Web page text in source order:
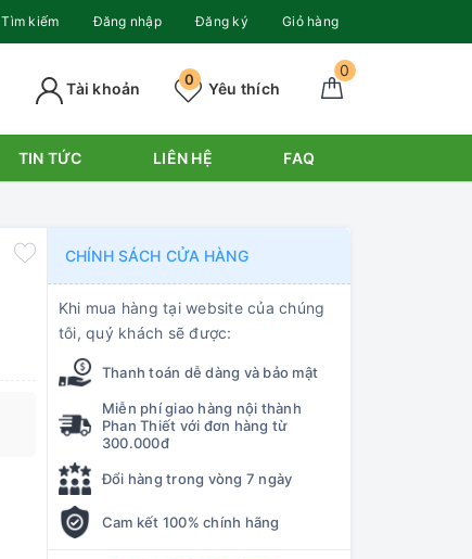
Tìm kiếm Đăng nhập Đăng ký Giỏ hàng
0
Yêu thích
0
Tài khoản
TIN TỨC LIÊN HỆ FAQ
CHÍNH SÁCH CỬA HÀNG
Khi mua hàng tại website của chúng
tôi, quý khách sẽ được:
Thanh toán dễ dàng và bảo mật
Miễn phí giao hàng nội thành
Phan Thiết với đơn hàng từ
300.000đ
Đổi hàng trong vòng 7 ngày
Cam kết 100% chính hãng